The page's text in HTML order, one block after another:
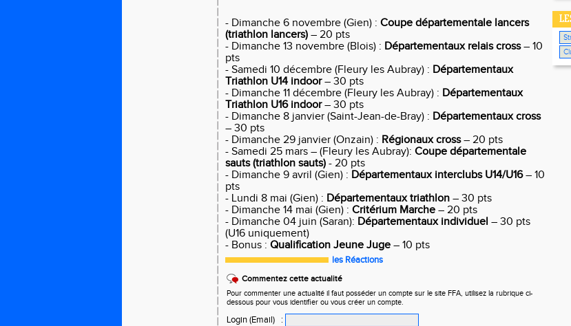
- Dimanche 6 novembre (Gien) : Coupe départementale lancers
(triathlon lancers) – 20 pts
- Dimanche 13 novembre (Blois) : Départementaux relais cross– 10
pts
- Samedi 10 décembre (Fleury les Aubray) : Départementaux
Triathlon U14 indoor– 30 pts
- Dimanche 11 décembre (Fleury les Aubray) : Départementaux
Triathlon U16 indoor– 30 pts
- Dimanche 8 janvier (Saint-Jean-de-Bray) : Départementaux cross
– 30 pts
- Dimanche 29 janvier (Onzain) : Régionaux cross– 20 pts
- Samedi 25 mars – (Fleury les Aubray): Coupe départementale
sauts (triathlon sauts) - 20 pts
- Dimanche 9 avril (Gien) : Départementaux interclubs U14/U16– 10
pts
- Lundi 8 mai (Gien) : Départementaux triathlon – 30 pts
- Dimanche 14 mai (Gien) : Critérium Marche – 20 pts
- Dimanche 04 juin (Saran): Départementaux individuel – 30 pts
(U16 uniquement)
- Bonus : Qualification Jeune Juge – 10 pts
les Réactions
Commentez cette actualité
Pour commenter une actualité il faut posséder un compte sur le site FFA, utilisez la rubrique ci-
dessous pour vous identifier ou vous créer un compte.
Login (Email)
: